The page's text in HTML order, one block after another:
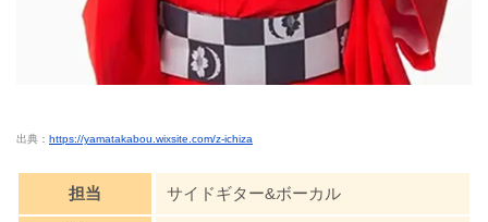
出典： https://yamatakabou.wixsite.com/z-ichiza
担当 サイドギター&ボーカル